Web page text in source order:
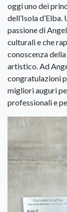
oggi uno dei
dell’Isola
passione di
culturali e che
conoscenza
artistico. Ad
congratulazioni
migliori auguri
professionali e